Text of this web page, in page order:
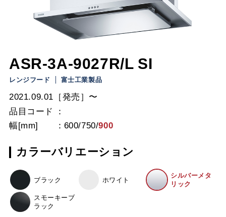
ASR-3A-9027R/L SI
レンジフード 富士工業製品
2021.09.01［発売］〜
品目コード
幅[mm]
600/750/900
カラーバリエーション
ブラック ホワイト
シルバーメタ
リック
スモーキーブ
ラック